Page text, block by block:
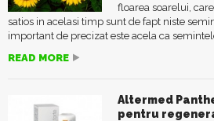
floarea soarelui,
satios in acelasi timp sunt de fapt niste
important de precizat este acela ca
READ MORE
Altermed
pentru